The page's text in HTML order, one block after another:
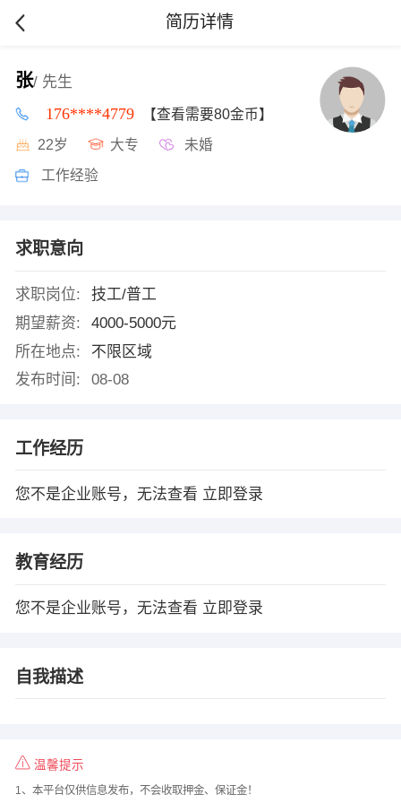
简历详情
张/ 先生
176****4779 【查看需要80金币】
22岁 大专 未婚
工作经验
求职意向
求职岗位:
技工/普工
期望薪资:
4000-5000元
所在地点:
不限区域
发布时间:
08-08
工作经历
您不是企业账号，无法查看 立即登录
教育经历
您不是企业账号，无法查看 立即登录
自我描述
温馨提示
1、本平台仅供信息发布，不会收取押金、保证金！